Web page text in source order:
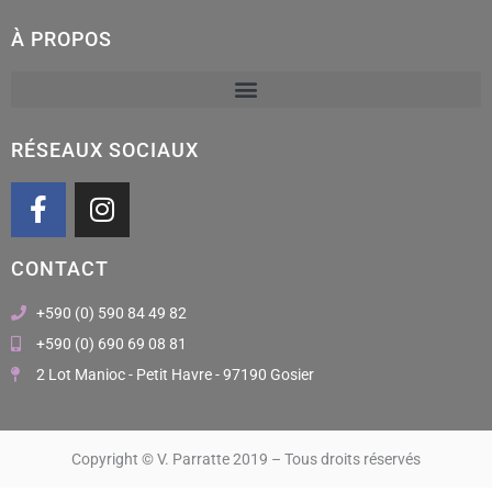
À PROPOS
RÉSEAUX SOCIAUX
F
a
e
b
o
o
k
I
n
t
a
g
r
a
CONTACT
+590 (0) 590 84 49 82
+590 (0) 690 69 08 81
2 Lot Manioc - Petit Havre - 97190 Gosier
Copyright © V. Parratte 2019 – Tous droits réservés